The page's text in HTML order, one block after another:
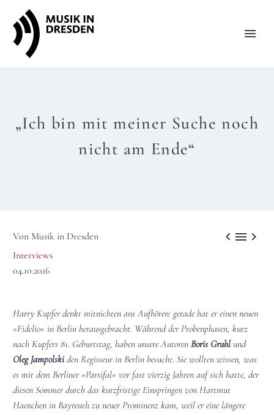
„Ich bin mit meiner Suche noch
nicht am Ende“
  
Von Musik in Dresden
Interviews
04.10.2016
Harry Kupfer denkt mitnichten ans Aufhören: gerade hat er einen neuen
»Fidelio« in Berlin herausgebracht. Während der Probenphasen, kurz
nach Kupfers 81. Geburtstag, haben unsere Autoren Boris Gruhlund
Oleg Jampolskiden Regisseur in Berlin besucht. Sie wollten wissen, was
es mit dem Berliner »Parsifal« vor fast vierzig Jahren auf sich hatte, der
diesen Sommer durch das kurzfristige Einspringen von Hartmut
Haenchen in Bayreuth zu neuer Prominenz kam, weil er eine längere